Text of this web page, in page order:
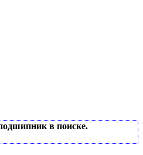
пневматика, метизы,
РОЛТОМ, APZ, FBJ, KYK,
в поиске.